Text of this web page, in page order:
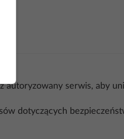
autoryzowany serwis, aby
dotyczących